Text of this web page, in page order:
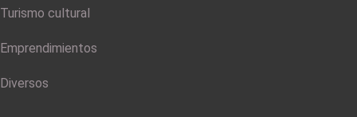
Turismo cultural
Emprendimientos
Diversos